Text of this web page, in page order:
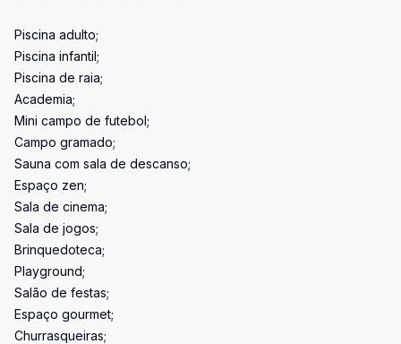
Piscina adulto;
Piscina infantil;
Piscina de raia;
Academia;
Mini campo de futebol;
Campo gramado;
Sauna com sala de descanso;
Espaço zen;
Sala de cinema;
Sala de jogos;
Brinquedoteca;
Playground;
Salão de festas;
Espaço gourmet;
Churrasqueiras;